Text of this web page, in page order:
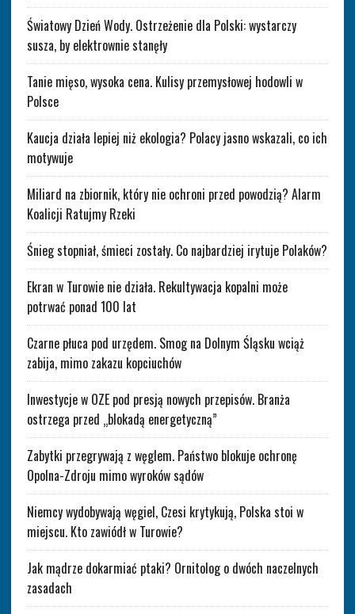
Światowy Dzień Wody. Ostrzeżenie dla Polski: wystarczy
susza, by elektrownie stanęły
Tanie mięso, wysoka cena. Kulisy przemysłowej hodowli w
Polsce
Kaucja działa lepiej niż ekologia? Polacy jasno wskazali, co ich
motywuje
Miliard na zbiornik, który nie ochroni przed powodzią? Alarm
Koalicji Ratujmy Rzeki
Śnieg stopniał, śmieci zostały. Co najbardziej irytuje Polaków?
Ekran w Turowie nie działa. Rekultywacja kopalni może
potrwać ponad 100 lat
Czarne płuca pod urzędem. Smog na Dolnym Śląsku wciąż
zabija, mimo zakazu kopciuchów
Inwestycje w OZE pod presją nowych przepisów. Branża
ostrzega przed „blokadą energetyczną”
Zabytki przegrywają z węglem. Państwo blokuje ochronę
Opolna-Zdroju mimo wyroków sądów
Niemcy wydobywają węgiel, Czesi krytykują, Polska stoi w
miejscu. Kto zawiódł w Turowie?
Jak mądrze dokarmiać ptaki? Ornitolog o dwóch naczelnych
zasadach